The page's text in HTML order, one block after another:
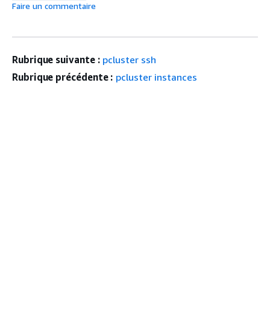
Faire un commentaire
Rubrique suivante : pcluster ssh
Rubrique précédente : pcluster instances